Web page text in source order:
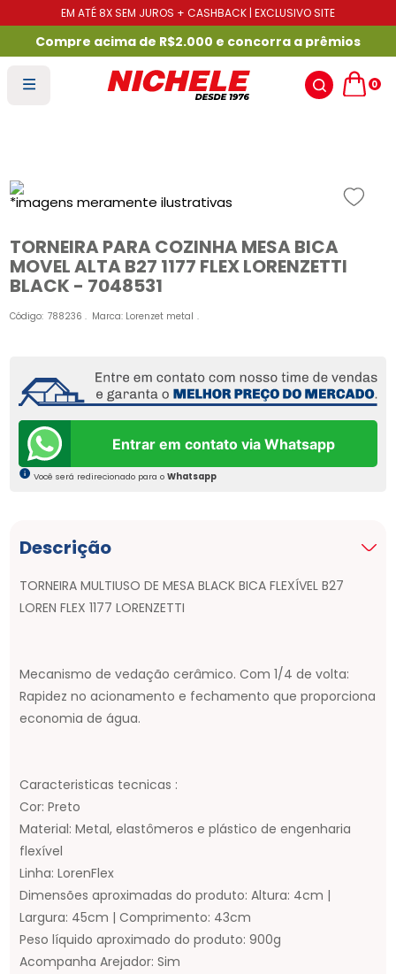
EM ATÉ 8X SEM JUROS + CASHBACK | EXCLUSIVO SITE
Compre acima de R$2.000 e concorra a prêmios
0
TORNEIRA PARA COZINHA MESA BICA
MOVEL ALTA B27 1177 FLEX LORENZETTI
BLACK - 7048531
Código: 788236 Marca: Lorenzet metal
Entrar em contato via Whatsapp
Você será redirecionado para o Whatsapp
Descrição
TORNEIRA MULTIUSO DE MESA BLACK BICA FLEXÍVEL B27
LOREN FLEX 1177 LORENZETTI
Mecanismo de vedação cerâmico. Com 1/4 de volta:
Rapidez no acionamento e fechamento que proporciona
economia de água.
Caracteristicas tecnicas :
Cor: Preto
Material: Metal, elastômeros e plástico de engenharia
flexível
Linha: LorenFlex
Dimensões aproximadas do produto: Altura: 4cm |
Largura: 45cm | Comprimento: 43cm
Peso líquido aproximado do produto: 900g
Acompanha Arejador: Sim